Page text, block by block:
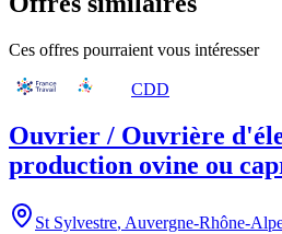
Ces offres pourraient vous intéresser
CDD
Ouvrier / Ouvrière
production ovine ou
St Sylvestre, Auvergne-Rhône-